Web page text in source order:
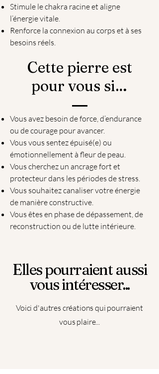
Stimule le chakra racine et aligne
l’énergie vitale.
Renforce la connexion au corps et à ses
besoins réels.
Cette pierre est
pour vous si…
Vous avez besoin de force, d’endurance
ou de courage pour avancer.
Vous vous sentez épuisé(e) ou
émotionnellement à fleur de peau.
Vous cherchez un ancrage fort et
protecteur dans les périodes de stress.
Vous souhaitez canaliser votre énergie
de manière constructive.
Vous êtes en phase de dépassement, de
reconstruction ou de lutte intérieure.
Elles pourraient aussi
vous intéresser...
Voici d'autres créations qui pourraient
vous plaire...